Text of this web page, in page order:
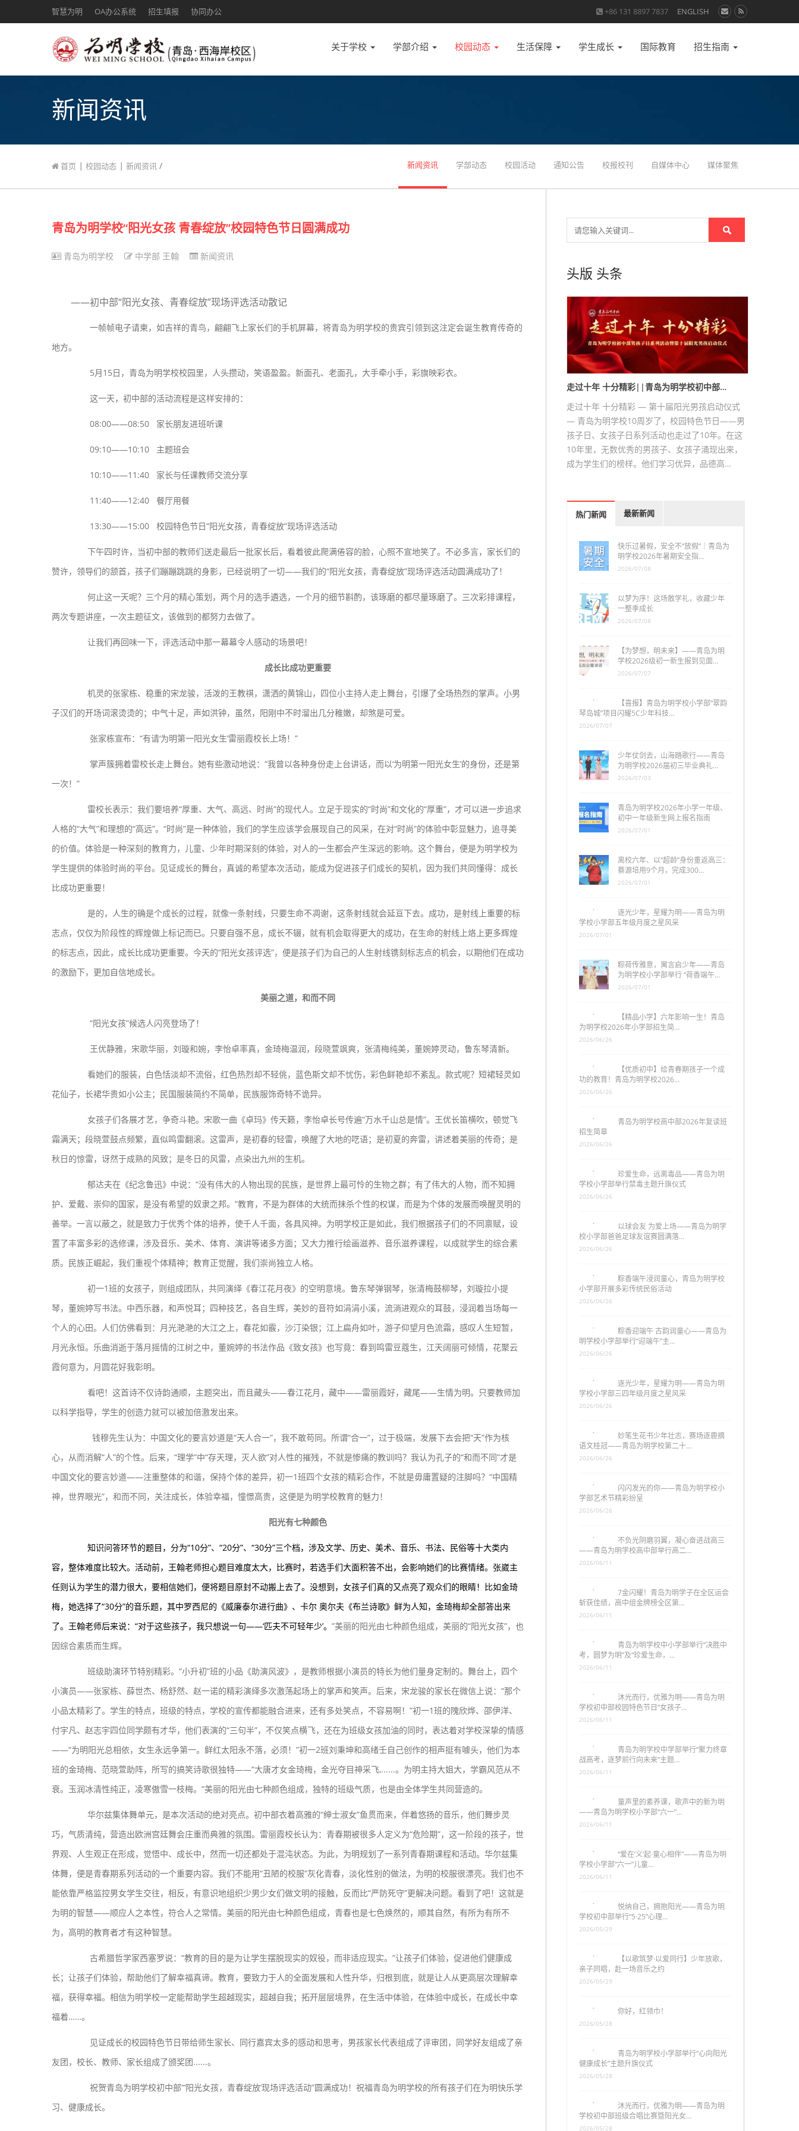
智慧为明 OA办公系统 招生填报 协同办公 +86 131 8897 7837 ENGLISH
关于学校 学部介绍 校园动态 生活保障 学生成长 国际教育 招生指南
新闻资讯
首页 | 校园动态 | 新闻资讯 / 新闻资讯 学部动态 校园活动 通知公告 校报校刊 自媒体中心 媒体聚焦
青岛为明学校“阳光女孩 青春绽放”校园特色节日圆满成功
青岛为明学校 中学部 王翰 新闻资讯
——初中部“阳光女孩、青春绽放”现场评选活动散记
一帧帧电子请柬，如吉祥的青鸟，翩翩飞上家长们的手机屏幕，将青岛为明学校的贵宾引领到这注定会诞生教育传奇的
地方。
5月15日，青岛为明学校校园里，人头攒动，笑语盈盈。新面孔、老面孔，大手牵小手，彩旗映彩衣。
这一天，初中部的活动流程是这样安排的：
08:00——08:50 家长朋友进班听课
09:10——10:10 主题班会
10:10——11:40 家长与任课教师交流分享
11:40——12:40 餐厅用餐
13:30——15:00 校园特色节日“阳光女孩，青春绽放”现场评选活动
下午四时许，当初中部的教师们送走最后一批家长后，看着彼此爬满倦容的脸，心照不宣地笑了。不必多言，家长们的
赞许，领导们的颔首，孩子们蹦蹦跳跳的身影，已经说明了一切——我们的“阳光女孩，青春绽放”现场评选活动圆满成功了！
何止这一天呢？三个月的精心策划，两个月的选手遴选，一个月的细节斟酌，该琢磨的都尽量琢磨了。三次彩排课程，
两次专题讲座，一次主题征文，该做到的都努力去做了。
让我们再回味一下，评选活动中那一幕幕令人感动的场景吧！
成长比成功更重要
机灵的张家栋、稳重的宋龙骏，活泼的王教祺，潇洒的黄锦山，四位小主持人走上舞台，引爆了全场热烈的掌声。小男
子汉们的开场词滚烫烫的；中气十足，声如洪钟，虽然，阳刚中不时溜出几分稚嫩，却煞是可爱。
张家栋宣布：“有请‘为明第一阳光女生’雷丽霞校长上场！”
掌声簇拥着雷校长走上舞台。她有些激动地说：“我曾以各种身份走上台讲话，而以‘为明第一阳光女生’的身份，还是第
一次！”
雷校长表示：我们要培养“厚重、大气、高远、时尚”的现代人。立足于现实的“时尚”和文化的“厚重”，才可以进一步追求
人格的“大气”和理想的“高远”。“时尚”是一种体验，我们的学生应该学会展现自己的风采，在对“时尚”的体验中彰显魅力，追寻美
的价值。体验是一种深刻的教育力，儿童、少年时期深刻的体验，对人的一生都会产生深远的影响。这个舞台，便是为明学校为
学生提供的体验时尚的平台。见证成长的舞台，真诚的希望本次活动，能成为促进孩子们成长的契机，因为我们共同懂得：成长
比成功更重要！
是的，人生的确是个成长的过程，就像一条射线，只要生命不凋谢，这条射线就会延亘下去。成功，是射线上重要的标
志点，仅仅为阶段性的辉煌做上标记而已。只要自强不息，成长不辍，就有机会取得更大的成功，在生命的射线上烙上更多辉煌
的标志点，因此，成长比成功更重要。今天的“阳光女孩评选”，便是孩子们为自己的人生射线镌刻标志点的机会，以期他们在成功
的激励下，更加自信地成长。
美丽之道，和而不同
“阳光女孩”候选人闪亮登场了！
王优静雅，宋歌华丽，刘璇和婉，李怡卓率真，金琦梅温润，段晓萱飒爽，张清梅纯美，董婉婷灵动，鲁东琴清新。
看她们的服装，白色恬淡却不流俗，红色热烈却不轻佻，蓝色斯文却不忧伤，彩色鲜艳却不紊乱。款式呢？短裙轻灵如
花仙子，长裙华贵如小公主；民国服装简约不简单，民族服饰奇特不诡异。
女孩子们各展才艺，争奇斗艳。宋歌一曲《卓玛》传天籁，李怡卓长号传遍“万水千山总是情”。王优长笛横吹，顿觉飞
霜满天；段晓萱鼓点频繁，直似鸣雷翻滚。这雷声，是初春的轻雷，唤醒了大地的呓语；是初夏的奔雷，讲述着美丽的传奇；是
秋日的惊雷，讶然于成熟的风致；是冬日的风雷，点染出九州的生机。
郁达夫在《纪念鲁迅》中说：“没有伟大的人物出现的民族，是世界上最可怜的生物之群；有了伟大的人物，而不知拥
护、爱戴、崇仰的国家，是没有希望的奴隶之邦。”教育，不是为群体的大统而抹杀个性的权谋，而是为个体的发展而唤醒灵明的
善举。一言以蔽之，就是致力于优秀个体的培养，使千人千面，各具风神。为明学校正是如此，我们根据孩子们的不同禀赋，设
置了丰富多彩的选修课，涉及音乐、美术、体育、演讲等诸多方面；又大力推行绘画滋养、音乐滋养课程，以成就学生的综合素
质。民族正崛起，我们重视个体精神；教育正觉醒，我们崇尚独立人格。
初一1班的女孩子，则组成团队，共同演绎《春江花月夜》的空明意境。鲁东琴弹钢琴，张清梅鼓柳琴，刘璇拉小提
琴，董婉婷写书法。中西乐器，和声悦耳；四种技艺，各自生辉，美妙的音符如涓涓小溪，流淌进观众的耳鼓，浸润着当场每一
个人的心田。人们仿佛看到：月光滟滟的大江之上，春花如霰，沙汀染银；江上扁舟如叶，游子仰望月色流霜，感叹人生短暂，
月光永恒。乐曲消逝于落月摇情的江树之中，董婉婷的书法作品《致女孩》也写竟： 春到鸣雷豆蔻生， 江天阔丽可倾情， 花聚云
霞何意为， 月圆花好我彰明。
看吧！这首诗不仅诗韵通顺，主题突出，而且藏头——春江花月，藏中——雷丽霞好，藏尾——生情为明。只要教师加
以科学指导，学生的创造力就可以被加倍激发出来。
钱穆先生认为：中国文化的要言妙道是“天人合一”，我不敢苟同。所谓“合一”，过于极端，发展下去会把“天”作为核
心，从而消解“人”的个性。后来，“理学”中“存天理，灭人欲”对人性的摧残，不就是惨痛的教训吗？我认为孔子的“和而不同”才是
中国文化的要言妙道——注重整体的和谐，保持个体的差异，初一1班四个女孩的精彩合作，不就是毋庸置疑的注脚吗？“中国精
神，世界眼光”，和而不同，关注成长，体验幸福，憧憬高贵，这便是为明学校教育的魅力！
阳光有七种颜色
知识问答环节的题目，分为“10分”、“20分”、“30分”三个档，涉及文学、历史、美术、音乐、书法、民俗等十大类内
容，整体难度比较大。活动前，王翰老师担心题目难度太大，比赛时，若选手们大面积答不出，会影响她们的比赛情绪。张崴主
任则认为学生的潜力很大，要相信她们，便将题目原封不动搬上去了。没想到，女孩子们真的又点亮了观众们的眼睛！比如金琦
梅，她选择了“30分”的音乐题，其中罗西尼的《威廉泰尔进行曲》、卡尔 奥尔夫 《布兰诗歌》鲜为人知，金琦梅却全部答出来
了。王翰老师后来说：“对于这些孩子，我只想说一句——‘匹夫不可轻年少’。 ”美丽的阳光由七种颜色组成，美丽的“阳光女孩”，也
因综合素质而生辉。
班级助演环节特别精彩。“小升初”班的小品《助演风波》，是教师根据小演员的特长为他们量身定制的。舞台上，四个
小演员——张家栋、薛世杰、杨舒然、赵一诺的精彩演绎多次激荡起场上的掌声和笑声。后来，宋龙骏的家长在微信上说：“那个
小品太精彩了。学生的特点，班级的特点，学校的宣传都能融合进来，还有多处笑点，不容易啊！”初一1班的隗欣烨、邵伊洋、
付宇凡、赵志宇四位同学颇有才华，他们表演的“三句半”，不仅笑点横飞，还在为班级女孩加油的同时，表达着对学校深挚的情感
——“为明阳光总相依，女生永远争第一。鲜红太阳永不落，必须！”初一2班刘秉坤和高绪壬自己创作的相声挺有噱头，他们为本
班的金琦梅、范晓萱助阵，所写的搞笑诗歌很独特——“大唐才女金琦梅，金光夺目神采飞,......。为明主持大姐大，学霸风范从不
衰。玉润冰清性纯正，凌寒傲雪一枝梅。”美丽的阳光由七种颜色组成，独特的班级气质，也是由全体学生共同营造的。
华尔兹集体舞单元，是本次活动的绝对亮点。初中部衣着高雅的“绅士淑女”鱼贯而来，伴着悠扬的音乐，他们舞步灵
巧，气质清纯，营造出欧洲宫廷舞会庄重而典雅的氛围。雷丽霞校长认为：青春期被很多人定义为“危险期”，这一阶段的孩子，世
界观、人生观正在形成，觉悟中、成长中，然而一切还都处于混沌状态。为此，为明规划了一系列青春期课程和活动。华尔兹集
体舞，便是青春期系列活动的一个重要内容。我们不能用“丑陋的校服”灰化青春，淡化性别的做法，为明的校服很漂亮。我们也不
能依靠严格监控男女学生交往，相反，有意识地组织少男少女们做文明的接触，反而比“严防死守”更解决问题。看到了吧！这就是
为明的智慧——顺应人之本性，符合人之常情。美丽的阳光由七种颜色组成，青春也是七色焕然的，顺其自然，有所为有所不
为，高明的教育者才有这种智慧。
古希腊哲学家西塞罗说：“教育的目的是为让学生摆脱现实的奴役，而非适应现实。”让孩子们体验，促进他们健康成
长；让孩子们体验，帮助他们了解幸福真谛。教育，要致力于人的全面发展和人性升华，归根到底，就是让人从更高层次理解幸
福，获得幸福。相信为明学校一定能帮助学生超越现实，超越自我；拓开层层境界，在生活中体验，在体验中成长，在成长中幸
福着……。
见证成长的校园特色节日带给师生家长、同行嘉宾太多的感动和思考，男孩家长代表组成了评审团，同学好友组成了亲
友团，校长、教师、家长组成了颁奖团......。
祝贺青岛为明学校初中部“‘阳光女孩，青春绽放’现场评选活动”圆满成功！祝福青岛为明学校的所有孩子们在为明快乐学
习、健康成长。
头版 头条
走过十年 十分精彩||青岛为明学校初中部…
走过十年 十分精彩 — 第十届阳光男孩启动仪式
— 青岛为明学校10周岁了，校园特色节日——男
孩子日、女孩子日系列活动也走过了10年。在这
10年里，无数优秀的男孩子、女孩子涌现出来，
成为学生们的榜样。他们学习优异，品德高…
热门新闻 最新新闻
快乐过暑假，安全不“放假”｜青岛为
明学校2026年暑期安全指…
2026/07/08
以梦为序！这场散学礼，收藏少年
一整季成长
2026/07/08
【为梦想，明未来】——青岛为明
学校2026级初一新生报到见面…
2026/07/07
【喜报】青岛为明学校小学部“翠韵
琴岛城”项目闪耀5C少年科技…
2026/07/07
少年仗剑去，山海踏歌行——青岛
为明学校2026届初三毕业典礼…
2026/07/03
青岛为明学校2026年小学一年级、
初中一年级新生网上报名指南
2026/07/01
离校六年、以“超龄”身份重返高三：
蔡源培用9个月，完成300…
2026/07/01
逐光少年，星耀为明——青岛为明
学校小学部五年级月度之星风采
2026/07/01
粽荷传雅意，寓言启少年——青岛
为明学校小学部举行 “荷香端午…
2026/07/01
【精品小学】六年影响一生！青岛
为明学校2026年小学部招生简…
2026/06/26
【优质初中】给青春期孩子一个成
功的教育！青岛为明学校2026…
2026/06/26
青岛为明学校高中部2026年复读班
招生简章
2026/06/26
珍爱生命，远离毒品——青岛为明
学校小学部举行禁毒主题升旗仪式
以球会友 为爱上场——青岛为明学
校小学部爸爸足球友谊赛圆满落…
2026/06/26
粽香端午浸润童心，青岛为明学校
小学部开展多彩传统民俗活动
2026/06/26
粽香迎端午 古韵润童心——青岛为
明学校小学部举行“迎端午”主…
2026/06/26
逐光少年，星耀为明——青岛为明
学校小学部三四年级月度之星风采
2026/06/26
妙笔生花书少年壮志，赛场逐鹿摘
语文桂冠——青岛为明学校第二十…
2026/06/26
闪闪发光的你——青岛为明学校小
学部艺术节精彩纷呈
2026/06/26
不负光阴磨羽翼，凝心奋进战高三
——青岛为明学校高中部举行高二…
2026/06/11
7金闪耀！青岛为明学子在全区运会
斩获佳绩，高中组金牌榜全区第…
2026/06/11
青岛为明学校中小学部举行“决胜中
考，圆梦为明”及“珍爱生命，…
2026/06/11
沐光而行，优雅为明——青岛为明
学校初中部校园特色节日“女孩子…
2026/06/11
青岛为明学校中学部举行“聚力终章
战高考，逐梦前行向未来”主题…
2026/06/11
童声里的素养课，歌声中的新为明
——青岛为明学校小学部“六一”…
2026/06/11
“爱在‘义’起·童心相伴”——青岛为明
学校小学部“六一”儿童…
2026/06/11
悦纳自己，拥抱阳光——青岛为明
学校初中部举行“5·25”心理…
2026/05/29
【以歌筑梦·以爱同行】少年放歌，
亲子同唱，赴一场音乐之约
2026/05/29
你好，红领巾！
2026/05/28
青岛为明学校小学部举行“心向阳光
健康成长”主题升旗仪式
2026/05/28
沐光而行，优雅为明——青岛为明
学校初中部班级合唱比赛暨阳光女…
2026/05/28